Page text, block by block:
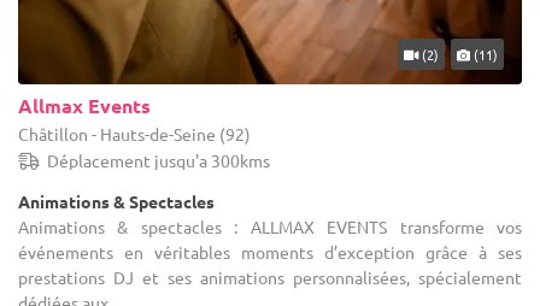
(2) (11)
Allmax Events
Châtillon - Hauts-de-Seine (92)
Déplacement jusqu'a 300kms
Animations & Spectacles
Animations & spectacles : ALLMAX EVENTS transforme vos
événements en véritables moments d’exception grâce à ses
prestations DJ et ses animations personnalisées, spécialement